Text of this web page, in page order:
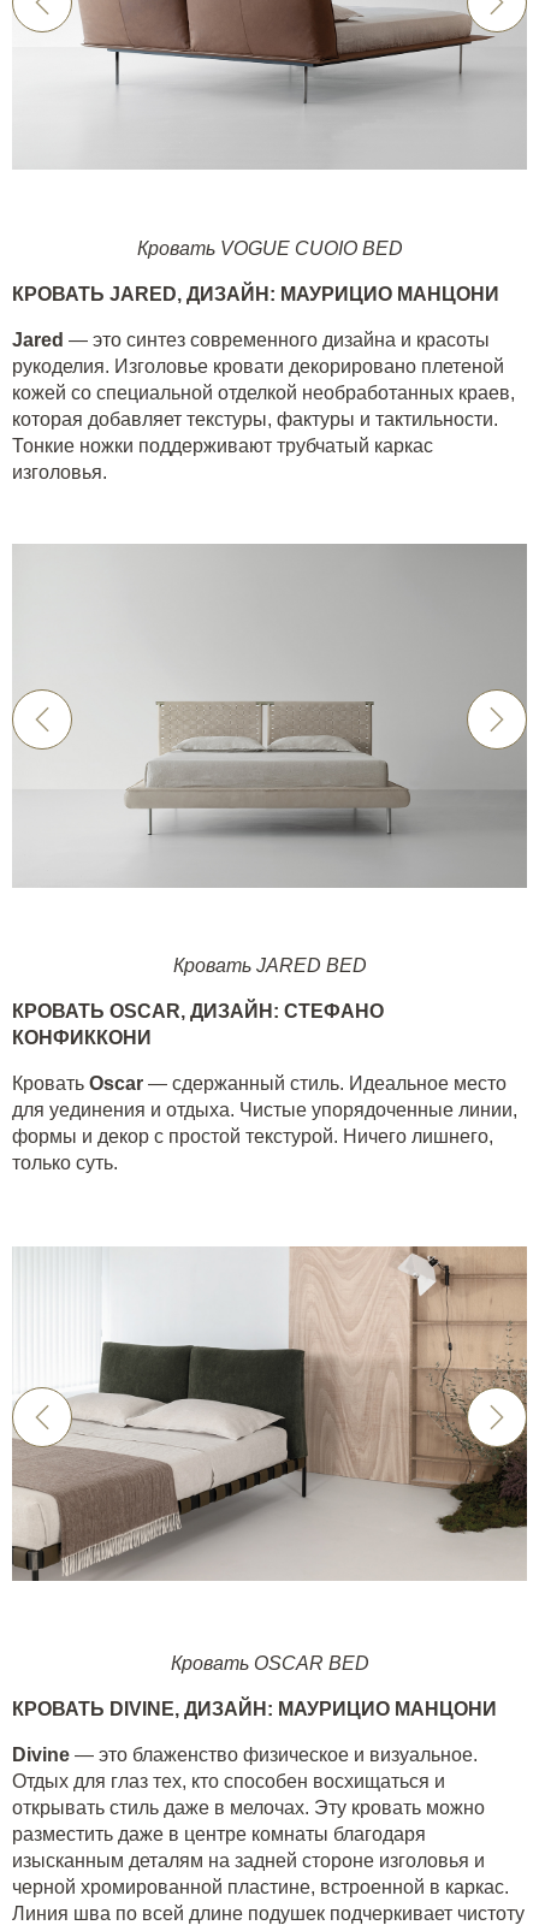
Кровать VOGUE CUOIO BED
КРОВАТЬ JARED, ДИЗАЙН: МАУРИЦИО МАНЦОНИ
Jared — это синтез современного дизайна и красоты
рукоделия. Изголовье кровати декорировано плетеной
кожей со специальной отделкой необработанных краев,
которая добавляет текстуры, фактуры и тактильности.
Тонкие ножки поддерживают трубчатый каркас
изголовья.
Кровать JARED BED
КРОВАТЬ OSCAR, ДИЗАЙН: СТЕФАНО
КОНФИККОНИ
Кровать Oscar — сдержанный стиль. Идеальное место
для уединения и отдыха. Чистые упорядоченные линии,
формы и декор с простой текстурой. Ничего лишнего,
только суть.
Кровать OSCAR BED
КРОВАТЬ DIVINE, ДИЗАЙН: МАУРИЦИО МАНЦОНИ
Divine — это блаженство физическое и визуальное.
Отдых для глаз тех, кто способен восхищаться и
открывать стиль даже в мелочах. Эту кровать можно
разместить даже в центре комнаты благодаря
изысканным деталям на задней стороне изголовья и
черной хромированной пластине, встроенной в каркас.
Линия шва по всей длине подушек подчеркивает чистоту